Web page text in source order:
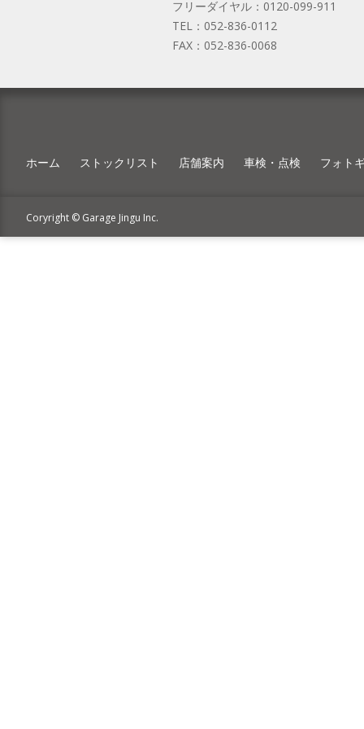
フリーダイヤル： 0120-099-911
TEL： 052-836-0112
FAX： 052-836-0068
ホーム ストックリスト 店舗案内 車検・点検 フォト
Coryright © Garage Jingu Inc.